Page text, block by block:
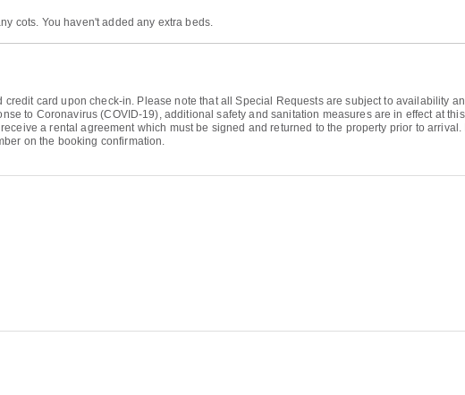
cots. You haven't added any extra beds.
card upon check-in. Please note that all Special Requests are subject to availability
to Coronavirus (COVID-19), additional safety and sanitation measures are in effect at
a rental agreement which must be signed and returned to the property prior to
on the booking confirmation.